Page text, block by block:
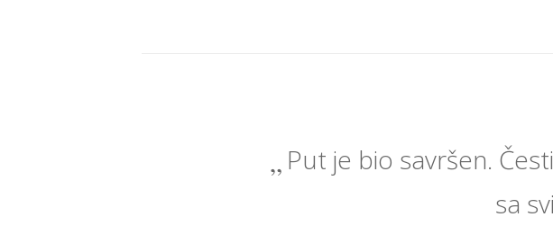
Put je bio savršen.
sa